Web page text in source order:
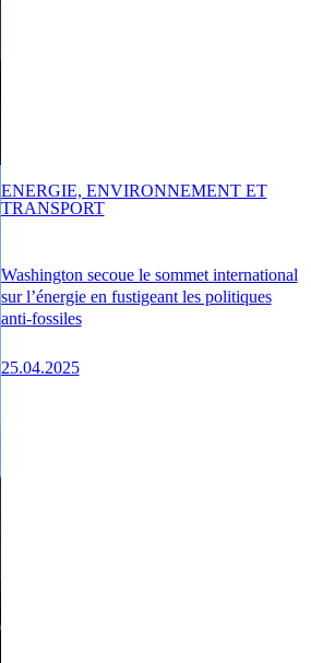
Washington secoue le sommet international
sur l’énergie en fustigeant les politiques
anti-fossiles
25.04.2025
ENERGIE, ENVIRONNEMENT ET
TRANSPORT